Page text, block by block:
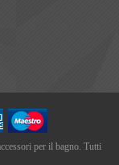
per il bagno. Tutti